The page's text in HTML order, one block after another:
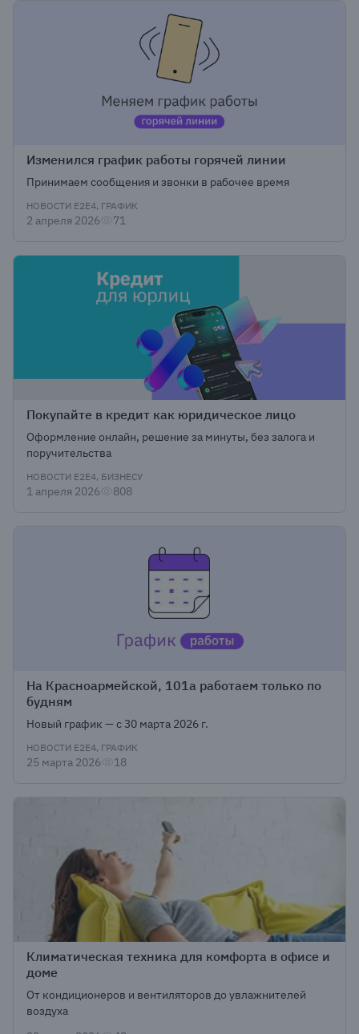
Изменился график работы горячей линии
Принимаем сообщения и звонки в рабочее время
НОВОСТИ Е2Е4, ГРАФИК
2 апреля 2026 71
Покупайте в кредит как юридическое лицо
Оформление онлайн, решение за минуты, без залога и
поручительства
НОВОСТИ Е2Е4, БИЗНЕСУ
1 апреля 2026 808
На Красноармейской, 101а работаем только по
будням
Новый график — с 30 марта 2026 г.
НОВОСТИ Е2Е4, ГРАФИК
25 марта 2026 18
Климатическая техника для комфорта в офисе и
доме
От кондиционеров и вентиляторов до увлажнителей
воздуха